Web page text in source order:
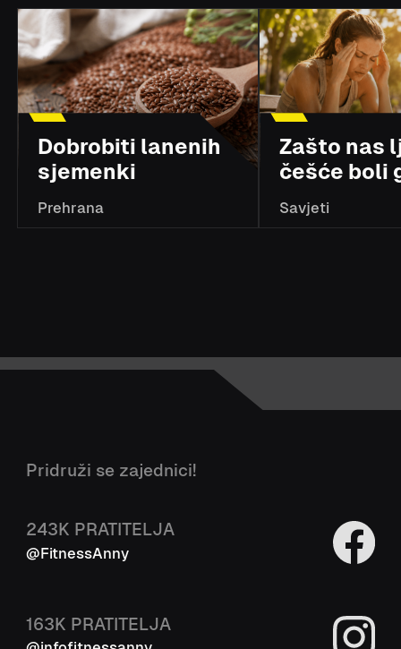
Dobrobiti lanenih
sjemenki
Prehrana
Zašto nas
češće boli
Savjeti
Pridruži se zajednici!
243K PRATITELJA
@FitnessAnny
163K PRATITELJA